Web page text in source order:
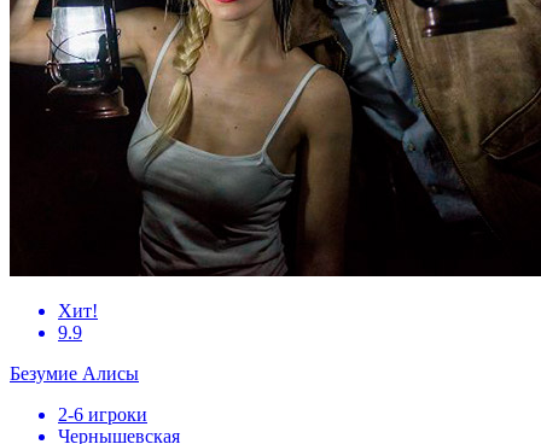
Хит!
9.9
Безумие Алисы
2-6 игроки
Чернышевская